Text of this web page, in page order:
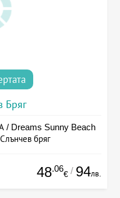
Бряг
/ Dreams Sunny Beach
бряг
48.06
€ / 94лв.